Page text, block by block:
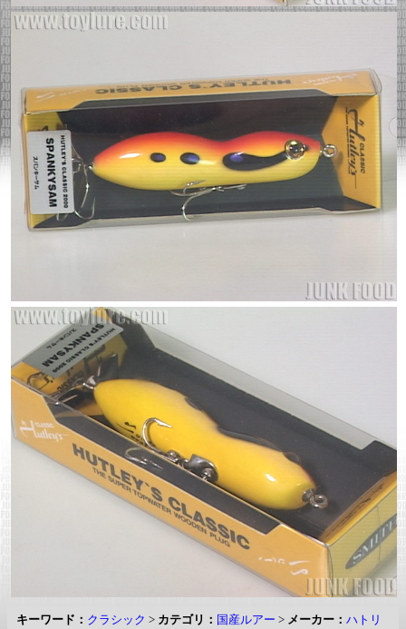
キーワード： クラシック > カテゴリ： 国産ルアー > メーカー： ハトリ